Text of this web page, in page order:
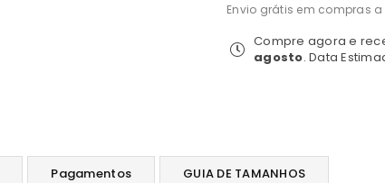
Envio grátis em compras
Compre agora e
agosto. Data
Pagamentos GUIA DE TAMANHOS